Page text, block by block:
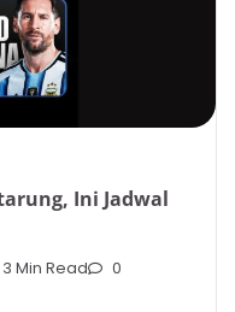
Ini Jadwal
3 Min Read 0